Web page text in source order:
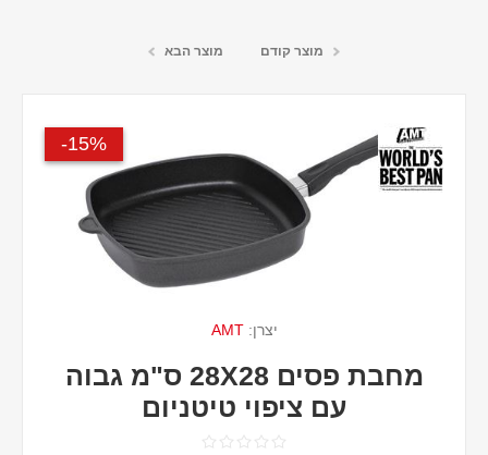
מוצר קודם מוצר הבא
15%-
יצרן: AMT
מחבת פסים 28X28 ס"מ גבוה
עם ציפוי טיטניום